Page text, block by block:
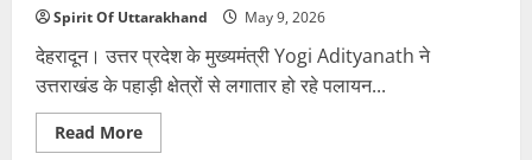
Spirit Of Uttarakhand May 9, 2026
देहरादून। उत्तर प्रदेश के मुख्यमंत्री Yogi Adityanath ने
उत्तराखंड के पहाड़ी क्षेत्रों से लगातार हो रहे पलायन...
Read MoreRead
more